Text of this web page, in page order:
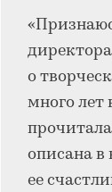
о
много лет
описана в
ее